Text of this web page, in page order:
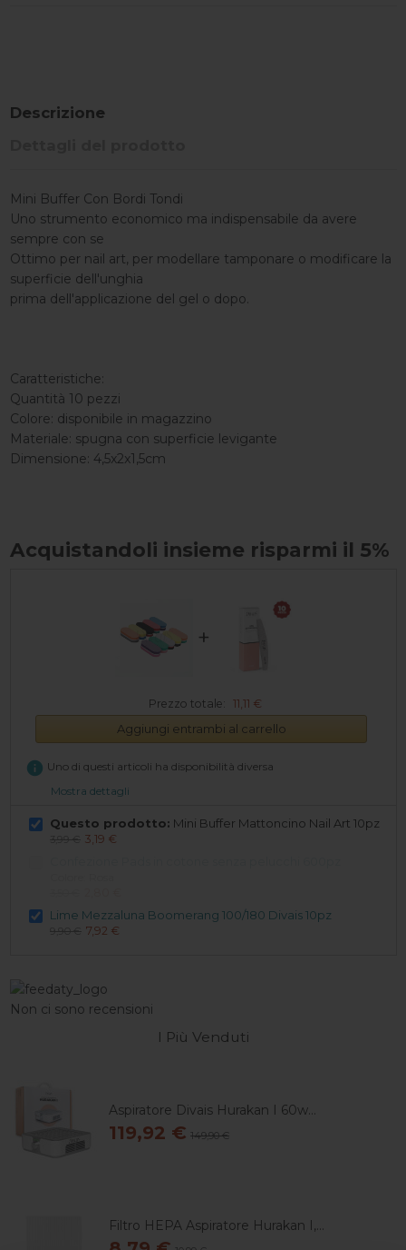
Descrizione
Mini Buffer Con Bordi Tondi
Uno strumento economico ma indispensabile da avere
sempre con se
Ottimo per nail art, per modellare tamponare o modificare la
superficie dell'unghia
prima dell'applicazione del gel o dopo.
Caratteristiche:
Quantità 10 pezzi
Colore: disponibile in magazzino
Materiale: spugna con superficie levigante
Dimensione: 4,5x2x1,5cm
Acquistandoli insieme risparmi il 5%
+
Prezzo totale: 11,11 €
Aggiungi entrambi al carrello
info Uno di questi articoli ha disponibilità diversa
Mostra dettagli
Questo prodotto: Mini Buffer Mattoncino Nail Art 10pz
3,19 €
Lime Mezzaluna Boomerang 100/180 Divais 10pz
7,92 €
Non ci sono recensioni
I Più Venduti
Aspiratore Divais Hurakan I 60w...
119,92 € 149,90 €
Filtro HEPA Aspiratore Hurakan I,...